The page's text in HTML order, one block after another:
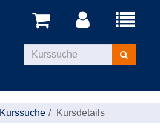
Menü
Kurse
suchen
Kurssuche Kursdetails